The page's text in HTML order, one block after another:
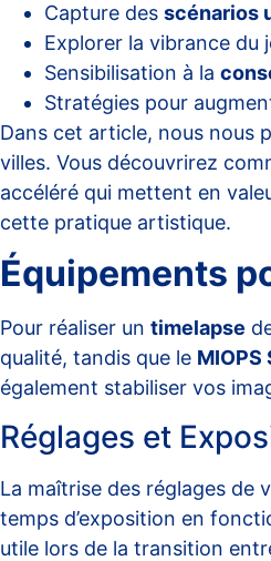
Capture des scénarios
Explorer la vibrance du
Sensibilisation à la
Stratégies pour
Dans cet article, nous nous
villes. Vous découvrirez
accéléré qui mettent en
cette pratique artistique.
Équipements
Pour réaliser un timelapse
qualité, tandis que le MIOPS
également stabiliser vos
Réglages et
La maîtrise des réglages de
temps d’exposition en
utile lors de la transition